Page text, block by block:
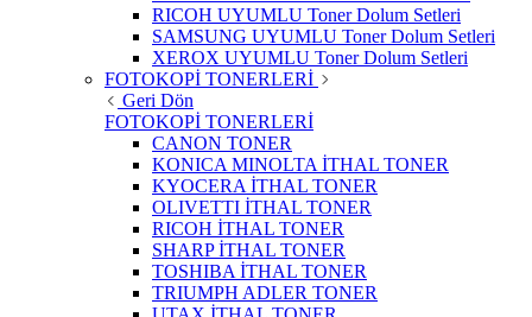
RICOH UYUMLU Toner Dolum Setleri
SAMSUNG UYUMLU Toner Dolum Setleri
XEROX UYUMLU Toner Dolum Setleri
FOTOKOPİ TONERLERİ
Geri Dön
FOTOKOPİ TONERLERİ
CANON TONER
KONICA MINOLTA İTHAL TONER
KYOCERA İTHAL TONER
OLIVETTI İTHAL TONER
RICOH İTHAL TONER
SHARP İTHAL TONER
TOSHIBA İTHAL TONER
TRIUMPH ADLER TONER